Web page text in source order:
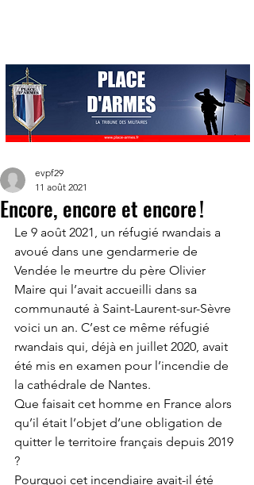
Encore, encore et encore !
evpf29
11 août 2021
Le 9 août 2021, un réfugié rwandais a
avoué dans une gendarmerie de
Vendée le meurtre du père Olivier
Maire qui l’avait accueilli dans sa
communauté à Saint-Laurent-sur-Sèvre
voici un an. C’est ce même réfugié
rwandais qui, déjà en juillet 2020, avait
été mis en examen pour l’incendie de
la cathédrale de Nantes.
Que faisait cet homme en France alors
qu’il était l’objet d’une obligation de
quitter le territoire français depuis 2019
?
Pourquoi cet incendiaire avait-il été